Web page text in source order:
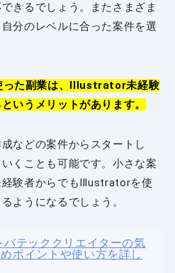
きるでしょう。またさまざま
分のレベルに合った案件を選
た副業は、Illustrator未経験
いうメリットがあります。
などの案件からスタートし
くことも可能です。小さな案
験者からでもIllustratorを使
ようになるでしょう。
バテッククリエイターの気
ポイントや使い方を詳し